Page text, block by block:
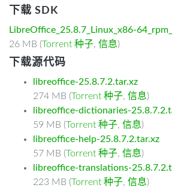
下载 SDK
LibreOffice_25.8.7_Linux_x86-
26 MB (Torrent 种子, 信息)
下载源代码
libreoffice-25.8.7.2.tar.xz
274 MB (Torrent 种子, 信息)
libreoffice-dictionaries-
59 MB (Torrent 种子, 信息)
libreoffice-help-25.8.7.2.tar.xz
57 MB (Torrent 种子, 信息)
libreoffice-translations-
223 MB (Torrent 种子, 信息)